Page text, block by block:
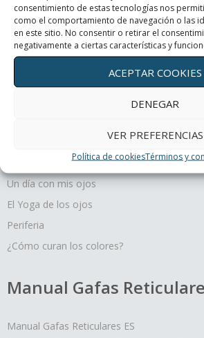
consentimiento de estas tecnologías nos
como el comportamiento de navegación o las
en este sitio. No consentir o retirar el
negativamente a ciertas características y
ACEPTAR COOKIES
DENEGAR
VER PREFERENCIAS
Política de cookiesTérminos y
Periferia
¿Cómo curan los colores?
Terapias oculares
Movimiento y profundidad, un regalo para
Un día con mis ojos
El Yoga de los ojos
Periferia
¿Cómo curan los colores?
Manual Gafas
Manual Gafas Reticulares ES